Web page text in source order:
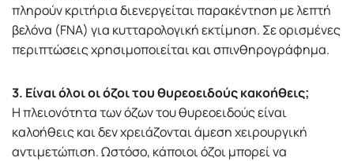
πληρούν κριτήρια διενεργείται παρακέντηση με λεπτή
βελόνα (FNA) για κυτταρολογική εκτίμηση. Σε ορισμένες
περιπτώσεις χρησιμοποιείται και σπινθηρογράφημα.
3. Είναι όλοι οι όζοι του θυρεοειδούς κακοήθεις;
Η πλειονότητα των όζων του θυρεοειδούς είναι
καλοήθεις και δεν χρειάζονται άμεση χειρουργική
αντιμετώπιση. Ωστόσο, κάποιοι όζοι μπορεί να